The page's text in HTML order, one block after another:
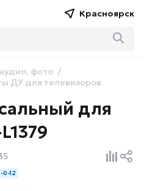
Красноярск
фото
ДУ для телевизоров
для
12